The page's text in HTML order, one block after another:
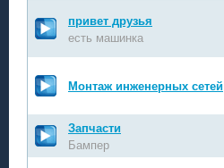
привет друзья
есть машинка
Монтаж инженерных сетей
Запчасти
Бампер